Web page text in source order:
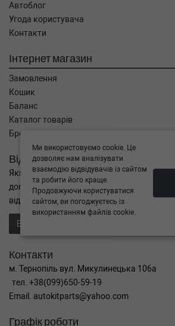
Автоблог
Угода користувача
Контакти
Інтернет магазин
Замовлення
Кошик
Баланс
Каталог товарів
Бренди
Відправити запит
Якщо Ви не знайшли потрібні запчастини,
допомога в підборі,
відправте нам запит - ми Вам
Відправити запит продавцю
Контакти
м. Тернопіль вул. Микулинецька 106а
тел. +38(099)650-59-19
Email. autokitparts@yahoo.com
Графік роботи
Ми використовуємо cookie. Це
дозволяє нам аналізувати
взаємодію відвідувачів із сайтом
та робити його краще.
Продовжуючи користуватися
сайтом, ви погоджуєтесь із
використанням файлів cookie.